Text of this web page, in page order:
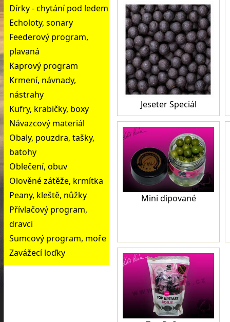
Dírky - chytání pod ledem
Echoloty, sonary
Feederový program,
plavaná
Kaprový program
Krmení, návnady,
nástrahy
Kufry, krabičky, boxy
Návazcový materiál
Obaly, pouzdra, tašky,
batohy
Oblečení, obuv
Olověné zátěže, krmítka
Peany, kleště, nůžky
Přívlačový program,
dravci
Sumcový program, moře
Zavážecí loďky
Jeseter Speciál
Mini dipované